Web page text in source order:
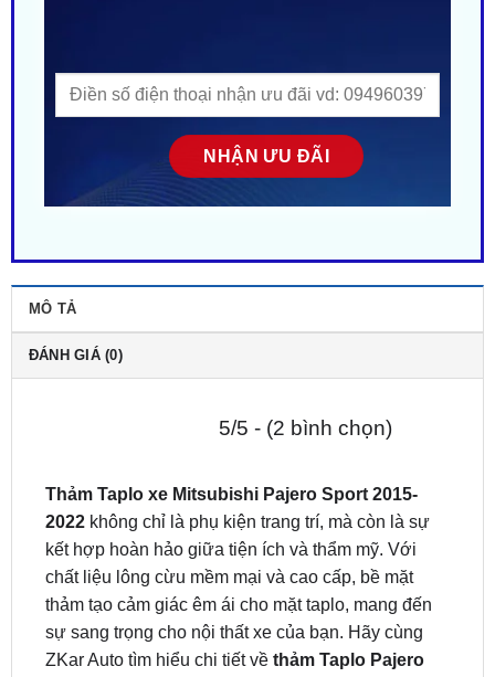
5/5 - (2 bình chọn)
Thảm Taplo xe Mitsubishi Pajero Sport 2015-
2022 không chỉ là phụ kiện trang trí, mà còn là sự
kết hợp hoàn hảo giữa tiện ích và thẩm mỹ. Với
chất liệu lông cừu mềm mại và cao cấp, bề mặt